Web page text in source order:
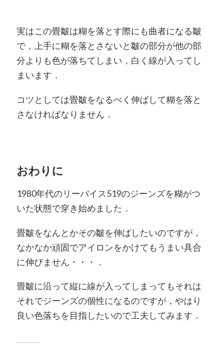
実はこの畳皺は糊を落とす際にも曲者になる皺
で，上手に糊を落とさないと皺の部分が他の部
分よりも色が落ちてしまい，白く線が入ってし
まいます．
コツとしては畳皺をなるべく伸ばして糊を落と
さなければなりません．
おわりに
1980年代のリーバイス519のジーンズを糊がつ
いた状態で穿き始めました．
畳皺をなんとかその皺を伸ばしたいのですが，
なかなか頑固でアイロンをかけてもうまい具合
に伸びません・・・．
畳皺に沿って縦に線が入ってしまってもそれは
それでジーンズの個性になるのですが，やはり
良い色落ちを目指したいので工夫してみます．